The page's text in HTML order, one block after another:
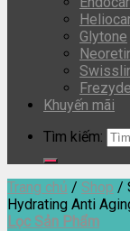
Glytone
Khuyến mãi
Tìm kiếm:
Trang chủ / Shop /
Hydrating Anti
Lọc Sản Phẩm